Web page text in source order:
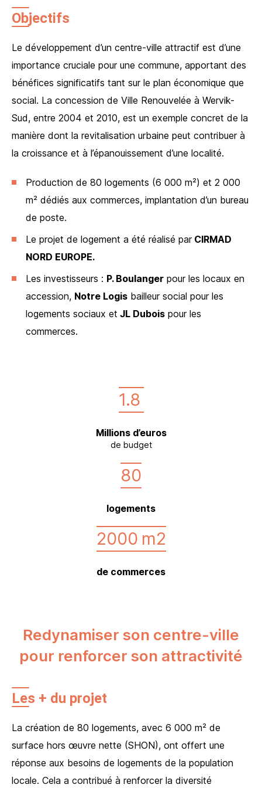
Objectifs
Le développement d’un centre-ville attractif est d’une
importance cruciale pour une commune, apportant des
bénéfices significatifs tant sur le plan économique que
social. La concession de Ville Renouvelée à Wervik-
Sud, entre 2004 et 2010, est un exemple concret de la
manière dont la revitalisation urbaine peut contribuer à
la croissance et à l’épanouissement d’une localité.
Production de 80 logements (6 000 m²) et 2 000
m² dédiés aux commerces, implantation d’un bureau
de poste.
Le projet de logement a été réalisé parCIRMAD
NORD EUROPE.
Les investisseurs : P. Boulanger pour les locaux en
accession, Notre Logis bailleur social pour les
logements sociaux et JL Dubois pour les
commerces.
1.8
Millions d’euros
de budget
80
logements
2000 m2
de commerces
Redynamiser son centre-ville
pour renforcer son attractivité
Les + du projet
La création de 80 logements, avec 6 000 m² de
surface hors œuvre nette (SHON), ont offert une
réponse aux besoins de logements de la population
locale. Cela a contribué à renforcer la diversité